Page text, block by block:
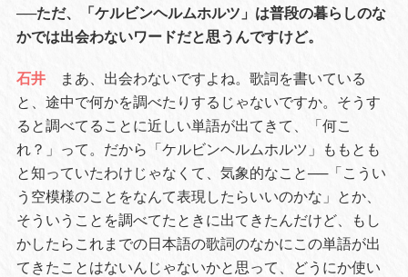
──ただ、「ケルビンヘルムホルツ」は普段の暮らしのな
かでは出会わないワードだと思うんですけど。
石井
まあ、出会わないですよね。歌詞を書いている
と、途中で何かを調べたりするじゃないですか。そうす
ると調べてることに近しい単語が出てきて、「何こ
れ？」って。だから「ケルビンヘルムホルツ」ももとも
と知っていたわけじゃなくて、気象的なこと──「こうい
う空模様のことをなんて表現したらいいのかな」とか、
そういうことを調べてたときに出てきたんだけど、もし
かしたらこれまでの日本語の歌詞のなかにこの単語が出
てきたことはないんじゃないかと思って、どうにか使い